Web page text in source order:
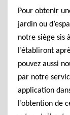
Pour obtenir
jardin ou
notre siège sis
l’établiront
pouvez aussi
par notre
application
l’obtention de